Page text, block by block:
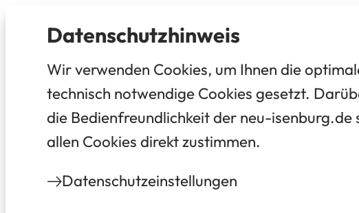
Datenschutz­hinweis
Wir verwenden Cookies, um Ihnen die
technisch notwendige Cookies gesetzt.
die Bedienfreundlichkeit der neu-isenburg.de
allen Cookies direkt zustimmen.
Datenschutz­einstellungen